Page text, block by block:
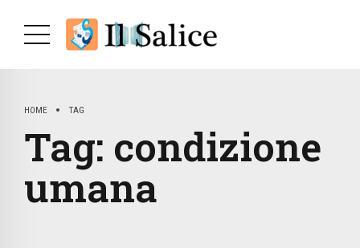
HOME TAG
Tag: condizione
umana